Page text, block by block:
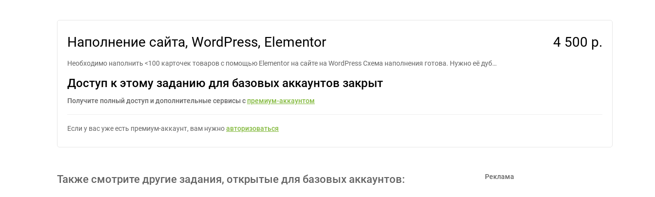
Наполнение сайта, WordPress, Elementor 4 500 р.
Необходимо наполнить <100 карточек товаров с помощью Elementor на сайте на WordPress Схема наполнения готова. Нужно её дуб…
Доступ к этому заданию для базовых аккаунтов закрыт
Получите полный доступ и дополнительные сервисы с премиум-аккаунтом
Если у вас уже есть премиум-аккаунт, вам нужноавторизоваться
Также смотрите другие задания, открытые для базовых аккаунтов: Реклама